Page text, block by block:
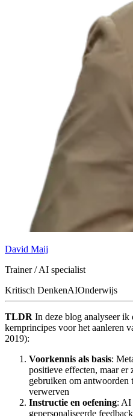
David Maij
Trainer / AI specialist
Kritisch DenkenAIOnderwijs
TLDR In deze blog analyseer
kernprincipes voor het aanleren
2019):
Voorkennis als basis:
positieve effecten, maar er
gebruiken om antwoorden
verwerven
Instructie en oefening: AI
gepersonaliseerde